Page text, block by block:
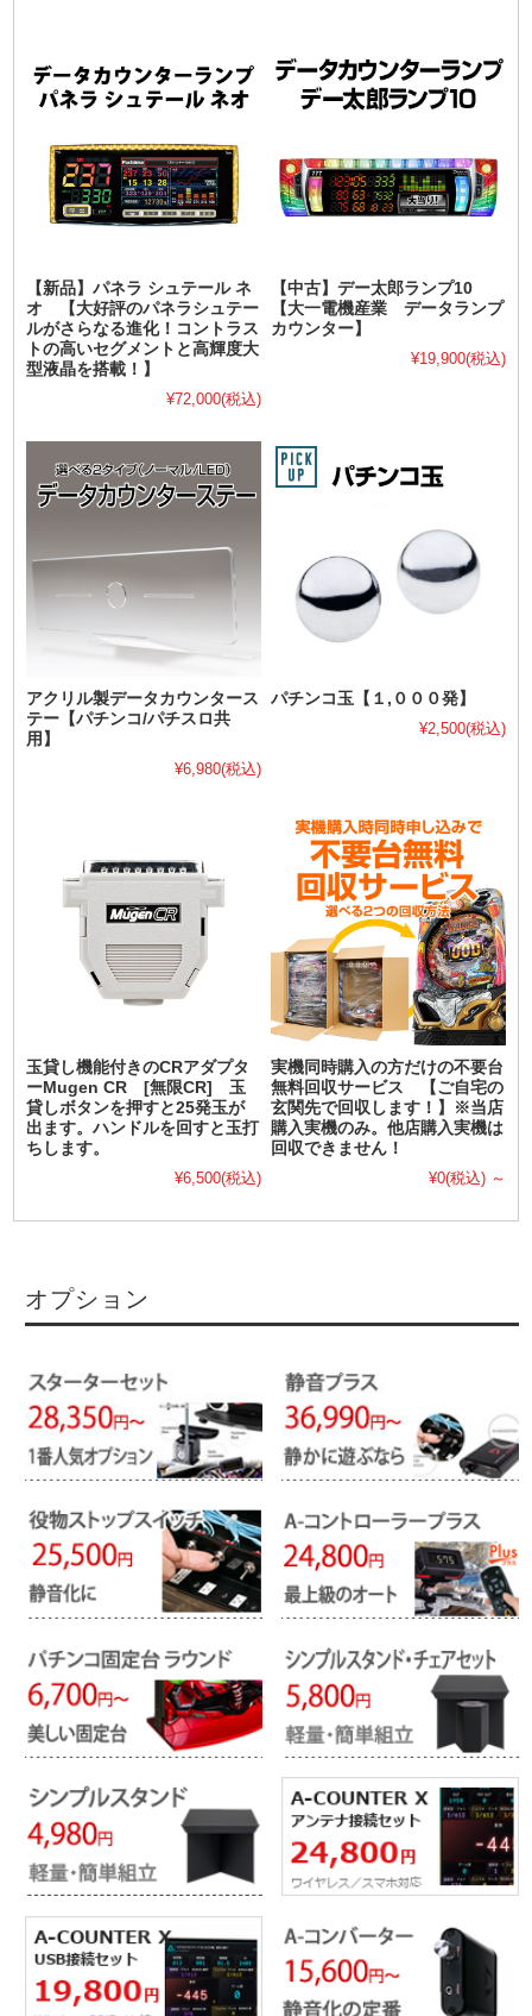
【新品】パネラ シュテール ネ
オ 【大好評のパネラシュテー
ルがさらなる進化！コントラス
トの高いセグメントと高輝度大
型液晶を搭載！】
¥72,000(税込)
【中古】デー太郎ランプ10
【大一電機産業 データランプ
カウンター】
¥19,900(税込)
アクリル製データカウンタース
テー【パチンコ/パチスロ共
用】
¥6,980(税込)
パチンコ玉【１,０００発】
¥2,500(税込)
玉貸し機能付きのCRアダプタ
ーMugen CR [無限CR] 玉
貸しボタンを押すと25発玉が
出ます。ハンドルを回すと玉打
ちします。
¥6,500(税込)
実機同時購入の方だけの不要台
無料回収サービス 【ご自宅の
玄関先で回収します！】※当店
購入実機のみ。他店購入実機は
回収できません！
¥0(税込) ～
オプション